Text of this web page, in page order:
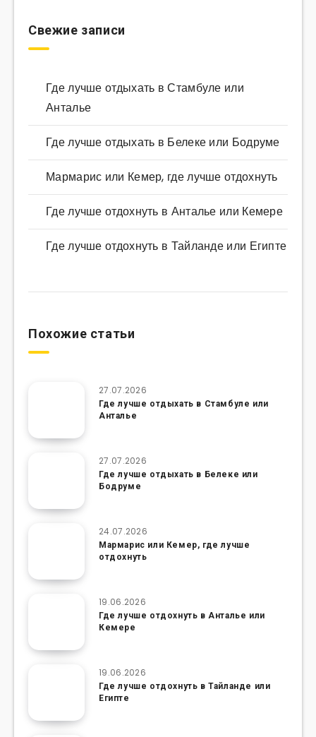
Свежие записи
Где лучше отдыхать в Стамбуле или
Анталье
Где лучше отдыхать в Белеке или Бодруме
Мармарис или Кемер, где лучше отдохнуть
Где лучше отдохнуть в Анталье или Кемере
Где лучше отдохнуть в Тайланде или Египте
Похожие статьи
27.07.2026
Где лучше отдыхать в Стамбуле или
Анталье
27.07.2026
Где лучше отдыхать в Белеке или
Бодруме
24.07.2026
Мармарис или Кемер, где лучше
отдохнуть
19.06.2026
Где лучше отдохнуть в Анталье или
Кемере
19.06.2026
Где лучше отдохнуть в Тайланде или
Египте